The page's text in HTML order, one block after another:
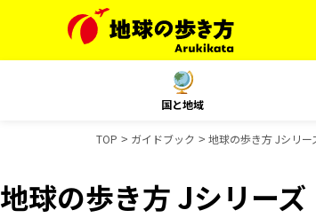
国と地域
TOP ガイドブック 地球の歩き方 Jシリ
地球の歩き方 Jシリー